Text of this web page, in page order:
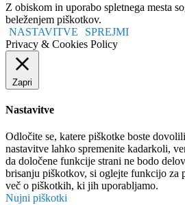
Z obiskom in uporabo spletnega mesta
beleženjem piškotkov.
NASTAVITVE
SPREJMI
Privacy & Cookies Policy
Zapri
Nastavitve
Odločite se, katere piškotke boste
nastavitve lahko spremenite kadarkoli,
da določene funkcije strani ne bodo
brisanju piškotkov, si oglejte funkcijo za
več o piškotkih, ki jih uporabljamo.
Nujni piškotki